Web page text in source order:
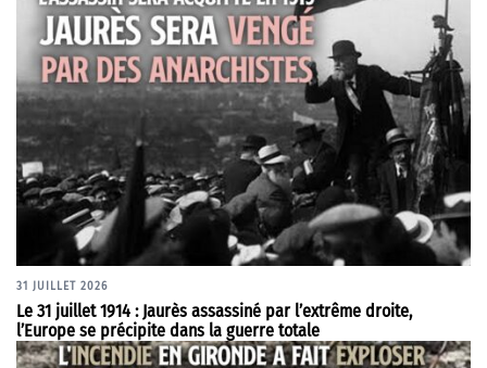
31 JUILLET 2026
Le 31 juillet 1914 : Jaurès assassiné par l’extrême droite,
l’Europe se précipite dans la guerre totale